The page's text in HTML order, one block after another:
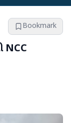
Bookmark
NCC